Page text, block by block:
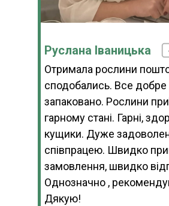
Руслана Іваницька
Отримала рослини
сподобались. Все добре
запаковано. Рослини
гарному стані. Гарні,
кущики. Дуже
співпрацею. Швидко
замовлення, швидко
Однозначно ,
Дякую!